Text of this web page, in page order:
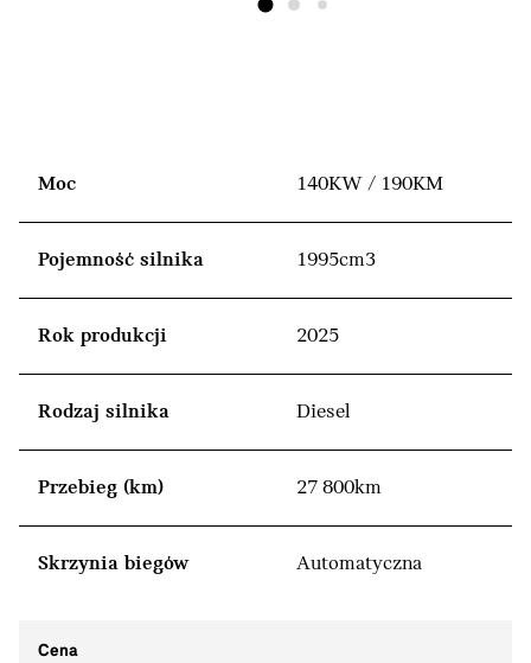
Moc 140KW / 190KM
Pojemność silnika 1995cm3
Rok produkcji 2025
Rodzaj silnika Diesel
Przebieg (km) 27 800km
Skrzynia biegów Automatyczna
Cena